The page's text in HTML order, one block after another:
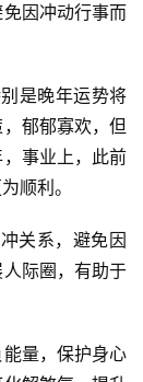
因冲动行事而
是晚年运势将
郁郁寡欢，但
事业上，此前
顺利。
关系，避免因
际圈，有助于
量，保护身心